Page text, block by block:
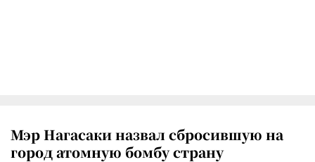
Мэр Нагасаки назвал сбросившую на
город атомную бомбу страну